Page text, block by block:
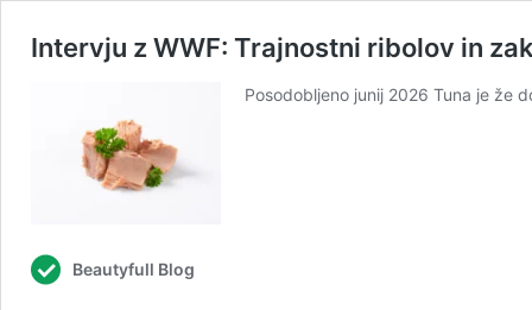
Intervju z WWF: Trajnostni ribolov in
Posodobljeno junij 2026 Tuna je že
Beautyfull Blog